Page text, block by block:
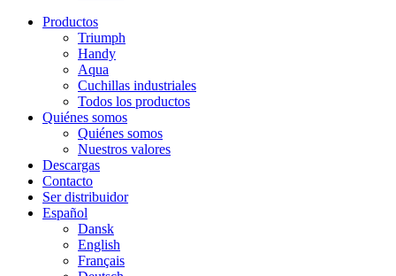
Productos
Triumph
Handy
Aqua
Cuchillas industriales
Todos los productos
Quiénes somos
Quiénes somos
Nuestros valores
Descargas
Contacto
Ser distribuidor
Español
Dansk
English
Français